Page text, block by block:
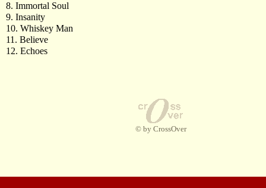
8. Immortal Soul
9. Insanity
10. Whiskey Man
11. Believe
12. Echoes
© by CrossOver